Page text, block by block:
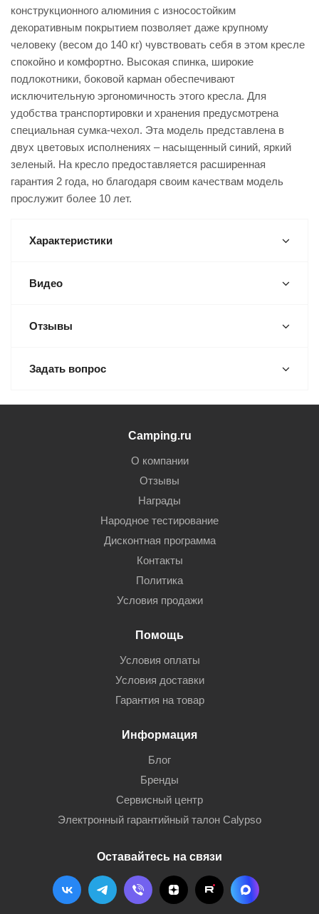
конструкционного алюминия с износостойким
декоративным покрытием позволяет даже крупному
человеку (весом до 140 кг) чувствовать себя в этом кресле
спокойно и комфортно. Высокая спинка, широкие
подлокотники, боковой карман обеспечивают
исключительную эргономичность этого кресла. Для
удобства транспортировки и хранения предусмотрена
специальная сумка-чехол. Эта модель представлена в
двух цветовых исполнениях – насыщенный синий, яркий
зеленый. На кресло предоставляется расширенная
гарантия 2 года, но благодаря своим качествам модель
прослужит более 10 лет.
Характеристики
Видео
Отзывы
Задать вопрос
Camping.ru
О компании
Отзывы
Награды
Народное тестирование
Дисконтная программа
Контакты
Политика
Условия продажи
Помощь
Условия оплаты
Условия доставки
Гарантия на товар
Информация
Блог
Бренды
Сервисный центр
Электронный гарантийный талон Calypso
Оставайтесь на связи